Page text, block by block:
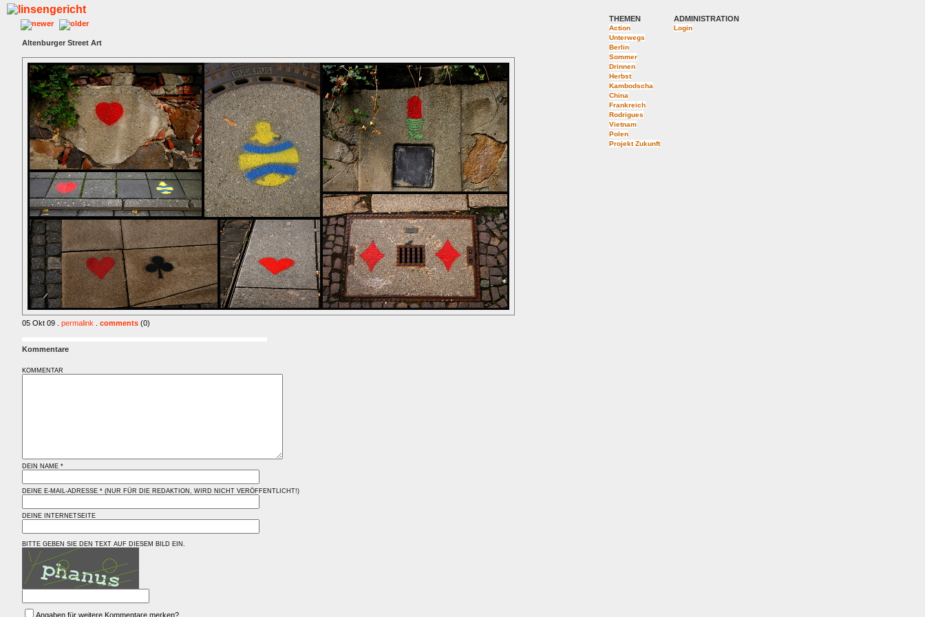
THEMEN
Action
Unterwegs
Berlin
Sommer
Drinnen
Herbst
Kambodscha
China
Frankreich
Rodrigues
Vietnam
Polen
Projekt Zukunft
ADMINISTRATION
Login
Altenburger Street Art
05 Okt 09 . permalink comments (0)
Kommentare
KOMMENTAR
DEIN NAME *
DEINE E-MAIL-ADRESSE * (NUR FÜR DIE REDAKTION, WIRD NICHT VERÖFFENTLICHT!)
DEINE INTERNETSEITE
BITTE GEBEN SIE DEN TEXT AUF DIESEM BILD EIN.
Angaben für weitere Kommentare merken?